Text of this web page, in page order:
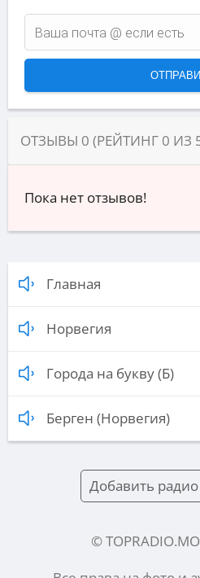
ОТЗЫВЫ 0 (РЕЙТИНГ 0 ИЗ
Пока нет отзывов!
Главная
Норвегия
Города на букву (Б)
Берген (Норвегия)
Добавить радио
©